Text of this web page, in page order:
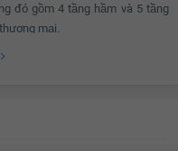
đó gồm 4 tầng hầm và 5 tầng
mại.